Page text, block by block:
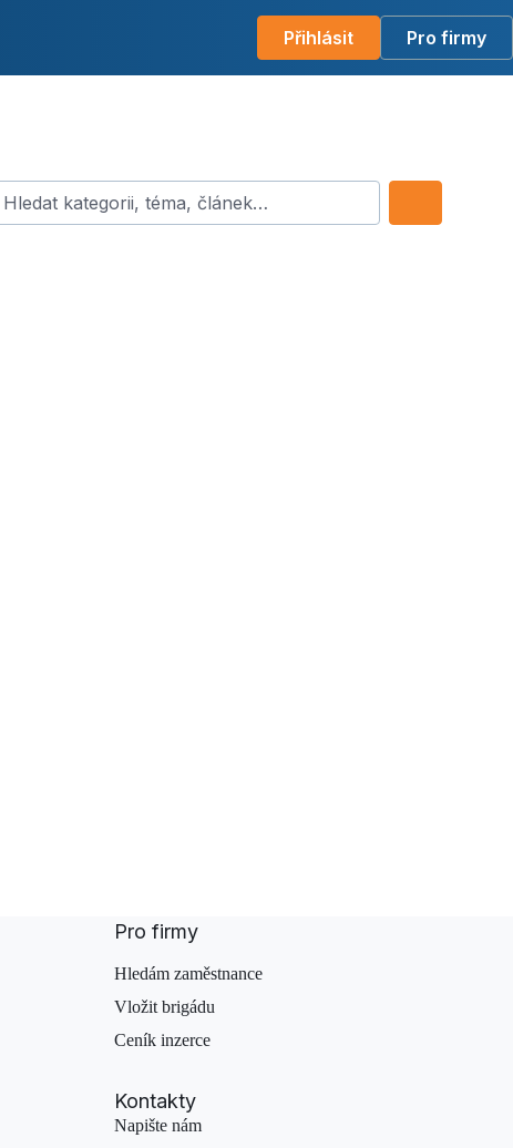
Přihlásit Pro firmy
Hledat kategorii, téma, článek…
Pro firmy
Hledám zaměstnance
Vložit brigádu
Ceník inzerce
Kontakty
Napište nám